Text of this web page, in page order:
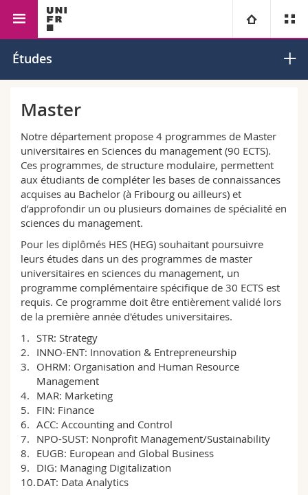
Université
Campus
Recherche
Université
Formation continue
Théologie
Droit
Sciences économiques et sociales et management
Lettres et sciences humaines
Sciences de l'éducation et de la formation
Sciences et médecine
Interfacultaire
Vous êtes
Futurs étudiants
Etudiants
Médias
Chercheurs
Collaborateurs
Doctorants
Ressources
Annuaire du personnel
Plan d'accès
Bibliothèques
Webmail
Programme des cours
MyUnifr
Faculté des sciences économiques et sociales
Management
Études
Master
Notre département propose 4 programmes de Master
universitaires en Sciences du management (90 ECTS).
Ces programmes, de structure modulaire, permettent
aux étudiants de compléter les bases de connaissances
acquises au Bachelor (à Fribourg ou ailleurs) et
d’approfondir un ou plusieurs domaines de spécialité en
sciences du management.
Pour les diplômés HES (HEG) souhaitant poursuivre
leurs études dans un des programmes de master
universitaires en sciences du management, un
programme complémentaire spécifique de 30 ECTS est
requis. Ce programme doit être entièrement validé lors
de la première année d'études universitaires.
STR: Strategy
INNO-ENT: Innovation & Entrepreneurship
OHRM: Organisation and Human Resource
Management
MAR: Marketing
FIN: Finance
ACC: Accounting and Control
NPO-SUST: Nonprofit Management/Sustainability
EUGB: European and Global Business
DIG: Managing Digitalization
DAT: Data Analytics